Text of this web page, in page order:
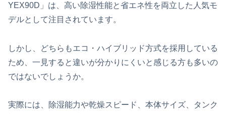
YEX90D」は、高い除湿性能と省エネ性を両立した人気モ
デルとして注目されています。
しかし、どちらもエコ・ハイブリッド方式を採用している
ため、一見すると違いが分かりにくいと感じる方も多いの
ではないでしょうか。
実際には、除湿能力や乾燥スピード、本体サイズ、タンク